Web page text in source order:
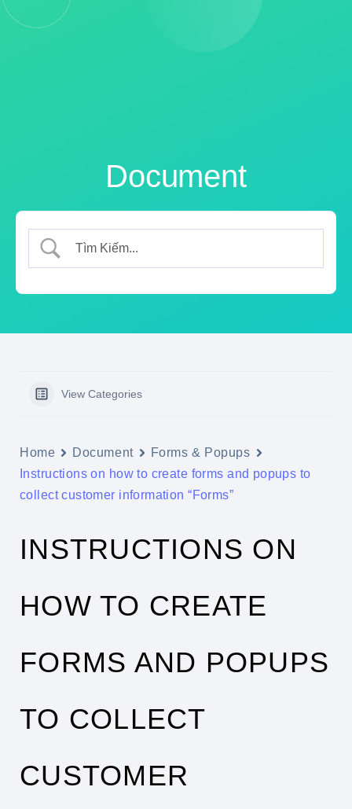
Document
View Categories
Home Document
Forms & Popups
Instructions on how to create forms and popups to
collect customer information “Forms”
INSTRUCTIONS ON
HOW TO CREATE
FORMS AND POPUPS
TO COLLECT
CUSTOMER